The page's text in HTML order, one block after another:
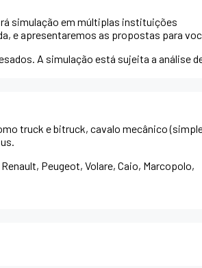
simulação em múltiplas instituições
e apresentaremos as propostas para
A simulação está sujeita a análise
truck e bitruck, cavalo mecânico
Peugeot, Volare, Caio, Marcopolo,